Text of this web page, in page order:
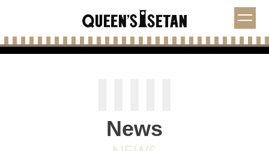
News